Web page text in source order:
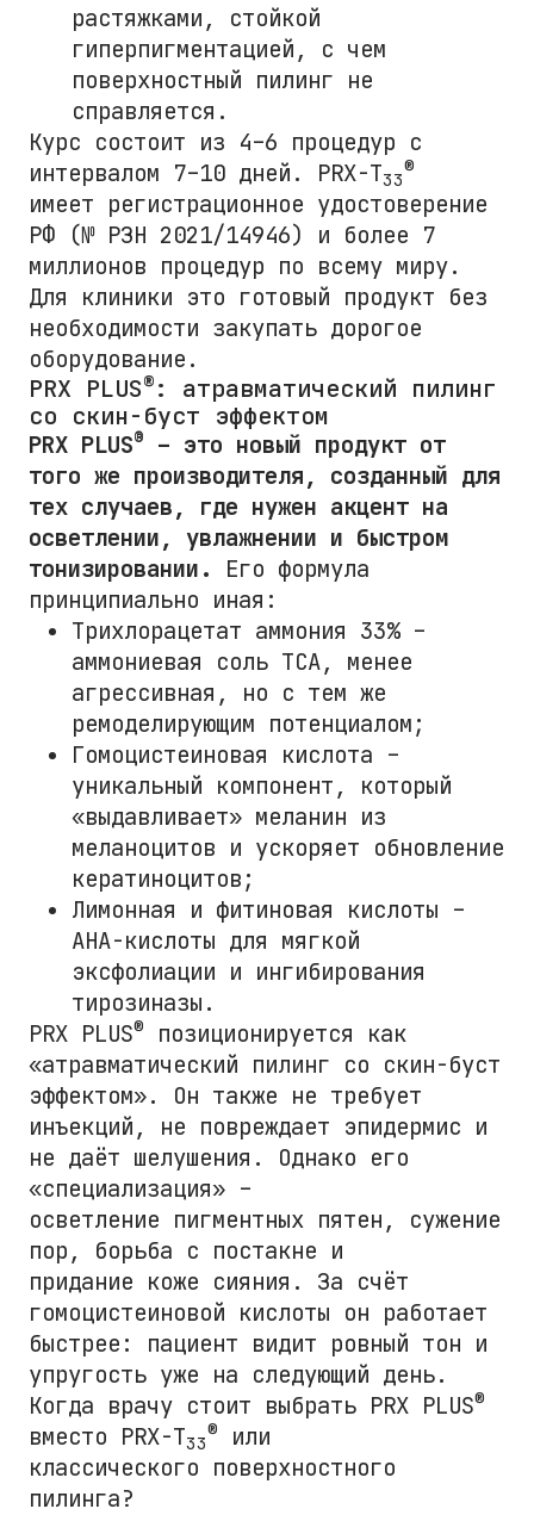
растяжками, стойкой
гиперпигментацией, с чем
поверхностный пилинг не
справляется.
Курс состоит из 4–6 процедур с
интервалом 7–10 дней. PRX-T33
®
имеет регистрационное удостоверение
РФ (№ РЗН 2021/14946) и более 7
миллионов процедур по всему миру.
Для клиники это готовый продукт без
необходимости закупать дорогое
оборудование.
PRX PLUS®: атравматический пилинг
со скин-буст эффектом
PRX PLUS®
– это новый продукт от
того же производителя, созданный для
тех случаев, где нужен акцент на
осветлении, увлажнении и быстром
тонизировании.
Его формула
принципиально иная:
Трихлорацетат аммония 33% –
аммониевая соль ТСА, менее
агрессивная, но с тем же
ремоделирующим потенциалом;
Гомоцистеиновая кислота –
уникальный компонент, который
«выдавливает» меланин из
меланоцитов и ускоряет обновление
кератиноцитов;
Лимонная и фитиновая кислоты –
АНА-кислоты для мягкой
эксфолиации и ингибирования
тирозиназы.
PRX PLUS®
позиционируется как
«атравматический пилинг со скин-буст
эффектом». Он также не требует
инъекций, не повреждает эпидермис и
не даёт шелушения. Однако его
«специализация» –
осветление пигментных пятен, сужение
пор, борьба с постакне и
придание коже сияния. За счёт
гомоцистеиновой кислоты он работает
быстрее: пациент видит ровный тон и
упругость уже на следующий день.
Когда врачу стоит выбрать PRX PLUS®
вместо PRX-T33
®
или
классического поверхностного
пилинга?